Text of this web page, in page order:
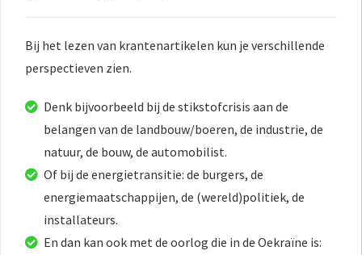
Bij het lezen van krantenartikelen kun je verschillende
perspectieven zien.
Denk bijvoorbeeld bij de stikstofcrisis aan de
belangen van de landbouw/boeren, de industrie, de
natuur, de bouw, de automobilist.
Of bij de energietransitie: de burgers, de
energiemaatschappijen, de (wereld)politiek, de
installateurs.
En dan kan ook met de oorlog die in de Oekraïne is: